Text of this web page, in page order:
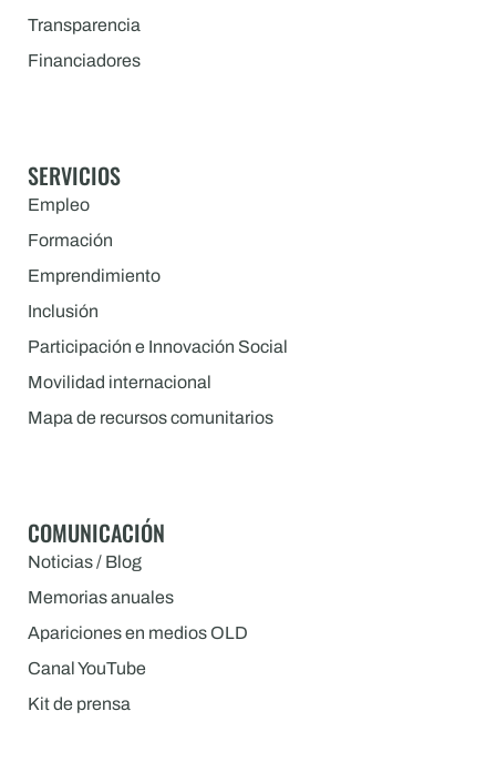
Transparencia
Financiadores
SERVICIOS
Empleo
Formación
Emprendimiento
Inclusión
Participación e Innovación Social
Movilidad internacional
Mapa de recursos comunitarios
COMUNICACIÓN
Noticias / Blog
Memorias anuales
Apariciones en medios OLD
Canal YouTube
Kit de prensa